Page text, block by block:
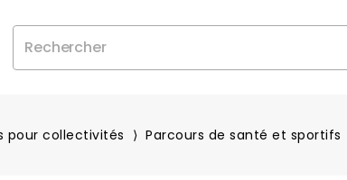
pour collectivités Parcours de santé et sportifs